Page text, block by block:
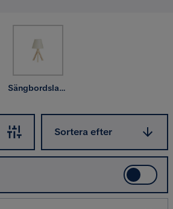
Sängbordslampa
Sortera efter